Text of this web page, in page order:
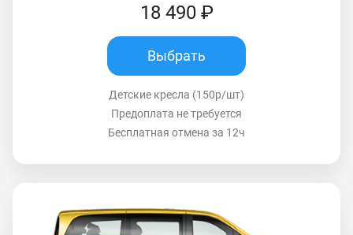
18 490 ₽
Выбрать
Детские кресла (150р/шт)
Предоплата не требуется
Бесплатная отмена за 12ч